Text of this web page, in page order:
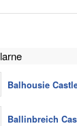
Balhousie
Ballinbreich